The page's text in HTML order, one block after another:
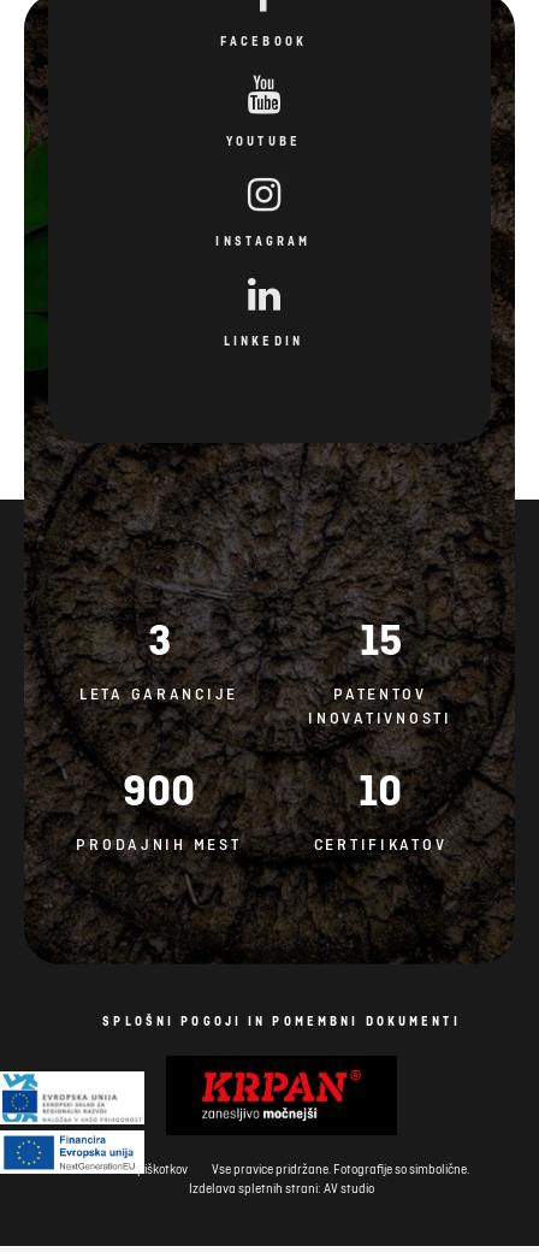
FACEBOOK
YOUTUBE
INSTAGRAM
LINKEDIN
3
LETA GARANCIJE
15
PATENTOV
INOVATIVNOSTI
900
PRODAJNIH MEST
10
CERTIFIKATOV
SPLOŠNI POGOJI IN POMEMBNI DOKUMENTI
Politika piškotkov
Vse pravice pridržane. Fotografije so simbolične.
Izdelava spletnih strani: AV studio